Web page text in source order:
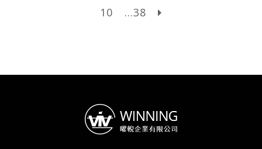
10
...38